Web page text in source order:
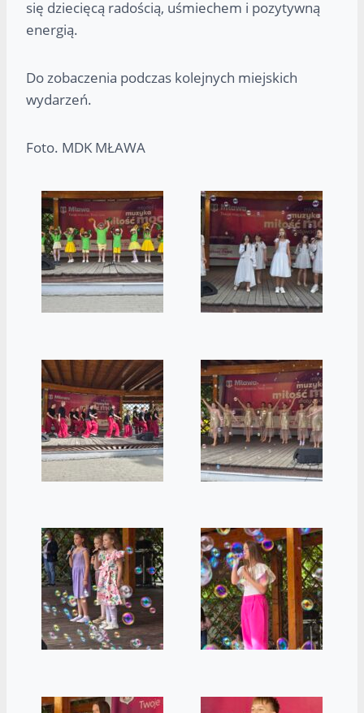
się dziecięcą radością, uśmiechem i pozytywną
energią.
Do zobaczenia podczas kolejnych miejskich
wydarzeń.
Foto. MDK MŁAWA